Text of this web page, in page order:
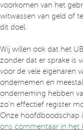
voorkomen van het
witwassen van geld of
dit doel.
Wij willen ook dat het
zonder dat er sprake is
voor de vele eigenaren
ondernemen en
onderneming hebben
zo’n effectief register
Onze hoofdboodschap
ons commentaar in het